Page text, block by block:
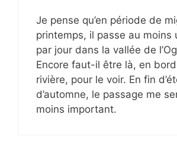
Je pense qu’en période de
printemps, il passe au moins
par jour dans la vallée de
Encore faut-il être là, en
rivière, pour le voir. En fin
d’automne, le passage me
moins important.